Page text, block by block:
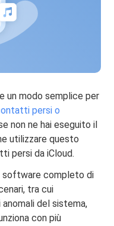
un modo semplice per
persi o
non ne hai eseguito il
utilizzare questo
persi da iCloud.
software completo di
tra cui
del sistema,
con più